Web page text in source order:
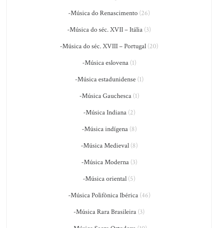
-Música do Renascimento (26)
-Música do séc. XVII – Itália (3)
-Música do séc. XVIII – Portugal (20)
-Música eslovena(1)
-Música estadunidense(1)
-Música Gauchesca(1)
-Música Indiana(2)
-Música indígena(8)
-Música Medieval(8)
-Música Moderna(3)
-Música oriental (5)
-Música Polifônica Ibérica(46)
-Música Rara Brasileira (3)